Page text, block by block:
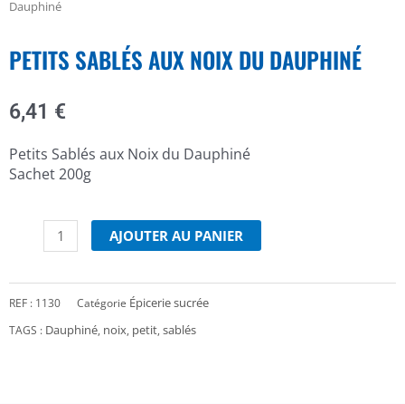
Dauphiné
PETITS SABLÉS AUX NOIX DU DAUPHINÉ
6,41 €
Petits Sablés aux Noix du Dauphiné
Sachet 200g
aux
Noix
du
Dauphiné
AJOUTER AU PANIER
REF : 1130 Catégorie Épicerie sucrée
TAGS : Dauphiné noix petit sablés